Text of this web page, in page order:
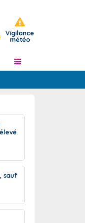
Vigilance
météo
à J+7
l'échelle
sauf